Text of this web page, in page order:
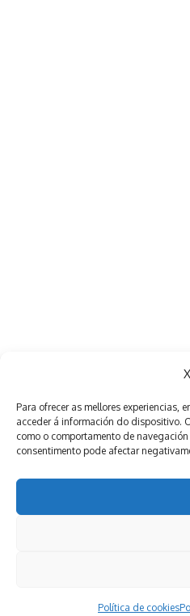
Para ofrecer as mellores experiencias,
acceder á información do dispositivo.
como o comportamento de
consentimento pode afectar
Política de cookies